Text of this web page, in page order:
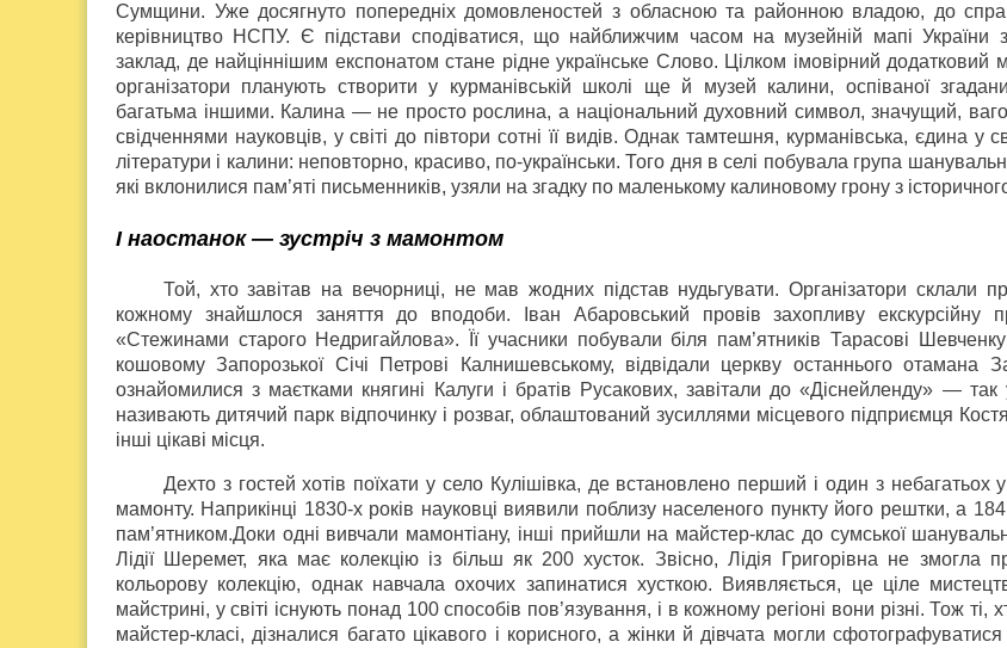
Сумщини. Уже досягнуто попередніх домовленостей з обласною та районною владою, до
керівництво НСПУ. Є підстави сподіватися, що найближчим часом на музейній мапі України
заклад, де найціннішим експонатом стане рідне українське Слово. Цілком імовірний додатковий
організатори планують створити у курманівській школі ще й музей калини, оспіваної
багатьма іншими. Калина — не просто рослина, а національний духовний символ, значущий,
свідченнями науковців, у світі до півтори сотні її видів. Однак тамтешня, курманівська, єдина у
літератури і калини: неповторно, красиво, по-українськи. Того дня в селі побувала група
які вклонилися пам’яті письменників, узяли на згадку по маленькому калиновому грону з
І наостанок — зустріч з мамонтом
Той, хто завітав на вечорниці, не мав жодних підстав нудьгувати. Організатори склали
кожному знайшлося заняття до вподоби. Іван Абаровський провів захопливу екскурсійну
«Стежинами старого Недригайлова». Її учасники побували біля пам’ятників Тарасові
кошовому Запорозької Січі Петрові Калнишевському, відвідали церкву останнього отамана
ознайомилися з маєтками княгині Калуги і братів Русакових, завітали до «Діснейленду» — так
називають дитячий парк відпочинку і розваг, облаштований зусиллями місцевого підприємця
інші цікаві місця.
Дехто з гостей хотів поїхати у село Кулішівка, де встановлено перший і один з небагатьох у
мамонту. Наприкінці 1830-х років науковці виявили поблизу населеного пункту його рештки, а
пам’ятником.Доки одні вивчали мамонтіану, інші прийшли на майстер-клас до сумської
Лідії Шеремет, яка має колекцію із більш як 200 хусток. Звісно, Лідія Григорівна не змогла
кольорову колекцію, однак навчала охочих запинатися хусткою. Виявляється, це ціле
майстрині, у світі існують понад 100 способів пов’язування, і в кожному регіоні вони різні. Тож ті,
майстер-класі, дізналися багато цікавого і корисного, а жінки й дівчата могли